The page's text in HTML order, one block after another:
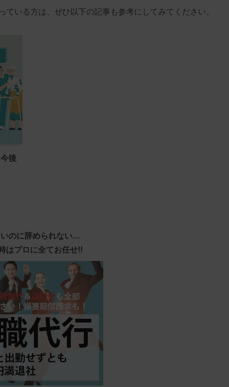
ている方は、ぜひ以下の記事も参考にしてみてください。
後
のに辞められない…
はプロに全てお任せ!!